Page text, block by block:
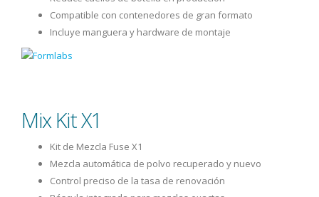
Compatible con contenedores de gran formato
Incluye manguera y hardware de montaje
Mix Kit X1
Kit de Mezcla Fuse X1
Mezcla automática de polvo recuperado y nuevo
Control preciso de la tasa de renovación